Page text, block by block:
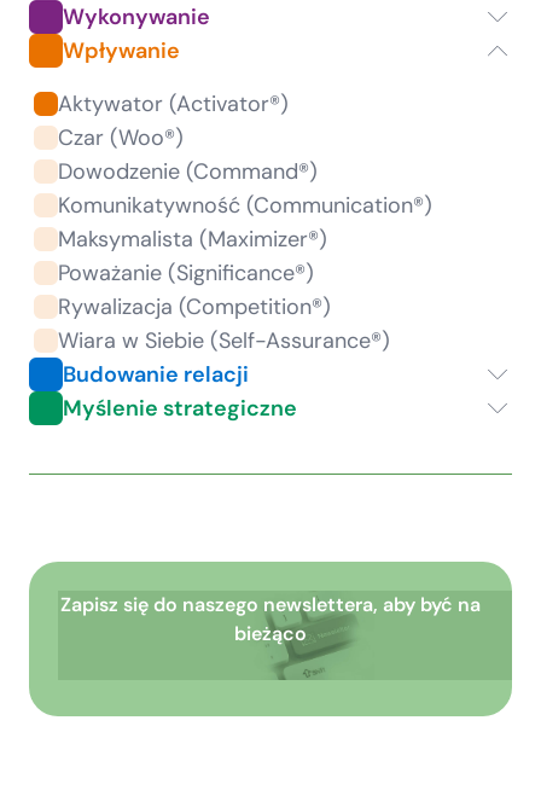
Wykonywanie
Wpływanie
Aktywator (Activator®)
Czar (Woo®)
Dowodzenie (Command®)
Komunikatywność (Communication®)
Maksymalista (Maximizer®)
Poważanie (Significance®)
Rywalizacja (Competition®)
Wiara w Siebie (Self-Assurance®)
Budowanie relacji
Myślenie strategiczne
Zapisz się do naszego newslettera, aby być na
bieżąco